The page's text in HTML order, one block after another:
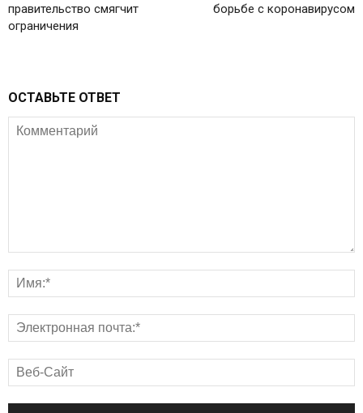
правительство смягчит
ограничения
борьбе с коронавирусом
ОСТАВЬТЕ ОТВЕТ